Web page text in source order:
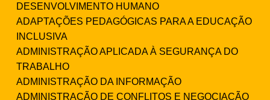
DESENVOLVIMENTO HUMANO
ADAPTAÇÕES PEDAGÓGICAS PARA A EDUCAÇÃO
INCLUSIVA
ADMINISTRAÇÃO APLICADA À SEGURANÇA DO
TRABALHO
ADMINISTRAÇÃO DA INFORMAÇÃO
ADMINISTRAÇÃO DE CONFLITOS E NEGOCIAÇÃO